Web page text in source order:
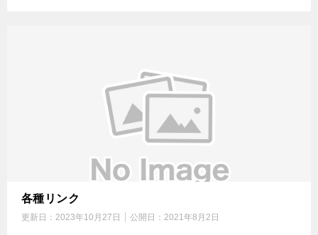
各種リンク
更新日： 2023年10月27日 公開日： 2021年8月2日